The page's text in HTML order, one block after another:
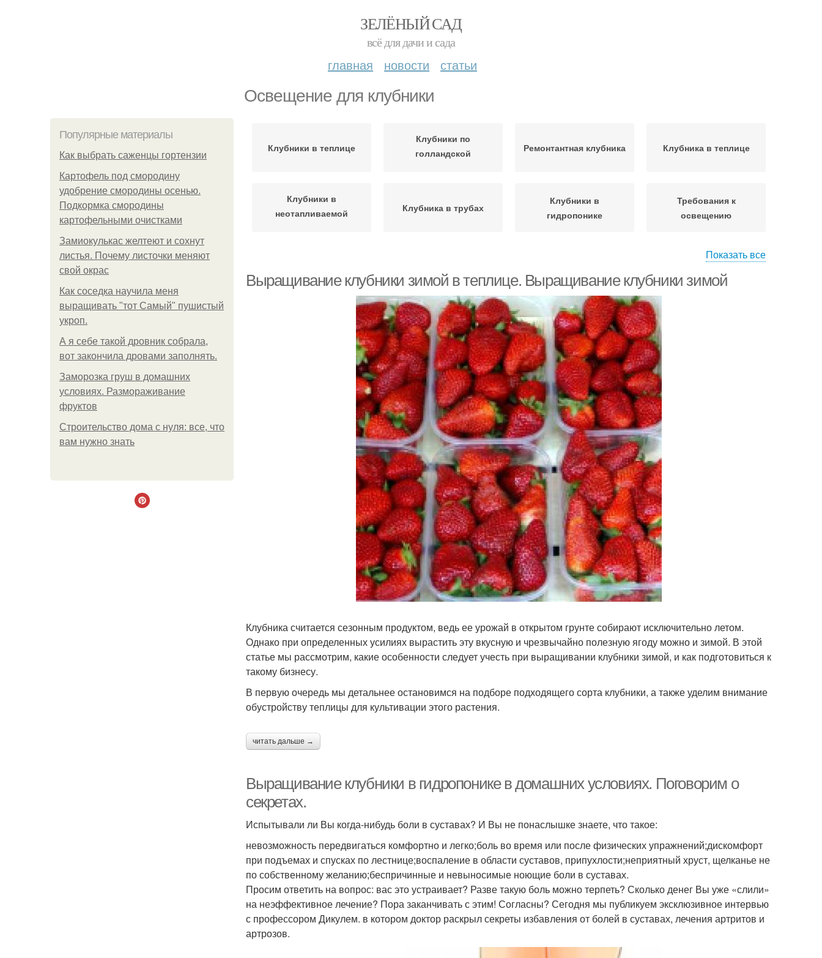
ЗЕЛЁНЫЙ САД
всё для дачи и сада
главная новости статьи
Освещение для клубники
Популярные материалы
Как выбрать саженцы гортензии
Картофель под смородину
удобрение смородины осенью.
Подкормка смородины
картофельными очистками
Замиокулькас желтеют и сохнут
листья. Почему листочки меняют
свой окрас
Как соседка научила меня
выращивать "тот Самый" пушистый
укроп.
А я себе такой дровник собрала,
вот закончила дровами заполнять.
Заморозка груш в домашних
условиях. Размораживание
фруктов
Строительство дома с нуля: все, что
вам нужно знать
Клубники в теплице
Клубники по
голландской
Ремонтантная клубника Клубника в теплице
Клубники в
неотапливаемой
Клубника в трубах
Клубники в
гидропонике
Требования к
освещению
гидропонике
гидропонике
Показать все
Выращивание клубники зимой в теплице. Выращивание клубники зимой
Клубника считается сезонным продуктом, ведь ее урожай в открытом грунте собирают исключительно летом.
Однако при определенных усилиях вырастить эту вкусную и чрезвычайно полезную ягоду можно и зимой. В этой
статье мы рассмотрим, какие особенности следует учесть при выращивании клубники зимой, и как подготовиться к
такому бизнесу.
В первую очередь мы детальнее остановимся на подборе подходящего сорта клубники, а также уделим внимание
обустройству теплицы для культивации этого растения.
читать дальше →
Выращивание клубники в гидропонике в домашних условиях. Поговорим о
секретах.
Испытывали ли Вы когда-нибудь боли в суставах? И Вы не понаслышке знаете, что такое:
невозможность передвигаться комфортно и легко;боль во время или после физических упражнений;дискомфорт
при подъемах и спусках по лестнице;воспаление в области суставов, припухлости;неприятный хруст, щелканье не
по собственному желанию;беспричинные и невыносимые ноющие боли в суставах.
Просим ответить на вопрос: вас это устраивает? Разве такую боль можно терпеть? Сколько денег Вы уже «слили»
на неэффективное лечение? Пора заканчивать с этим! Согласны? Сегодня мы публикуем эксклюзивное интервью
с профессором Дикулем. в котором доктор раскрыл секреты избавления от болей в суставах, лечения артритов и
артрозов.